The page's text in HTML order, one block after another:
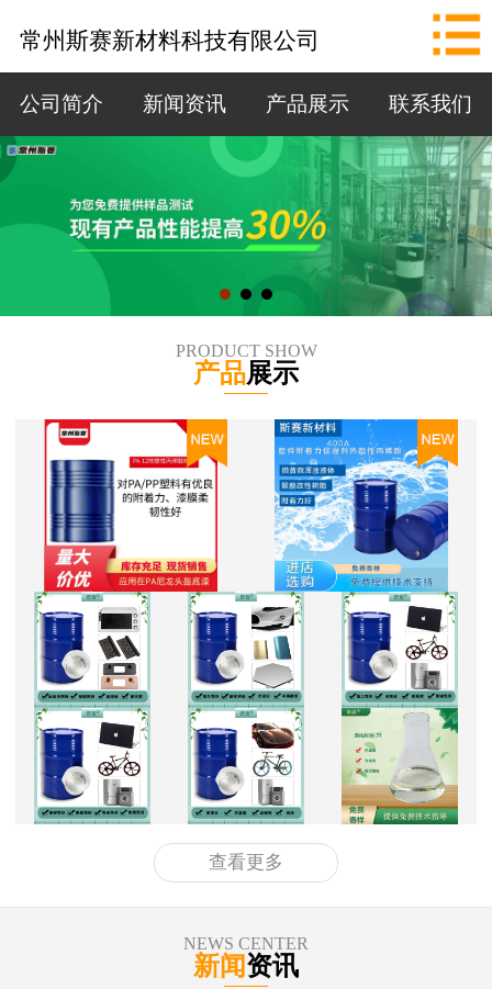
新闻资讯
产品展示
联系我们
拨打电话
常州斯赛新材料科技有限公司
公司简介 新闻资讯 产品展示 联系我们
PRODUCT SHOW
产品展示
查看更多
NEWS CENTER
新闻资讯